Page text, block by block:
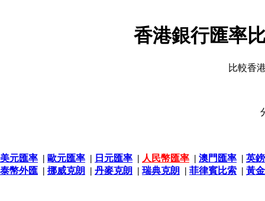
香港銀行匯率
比較香
美元匯率 | 歐元匯率 | 日元匯率 | 人民幣匯率 | 澳門匯率 | 英
泰幣外匯 | 挪威克朗 | 丹麥克朗 | 瑞典克朗 | 菲律賓比索 | 黃